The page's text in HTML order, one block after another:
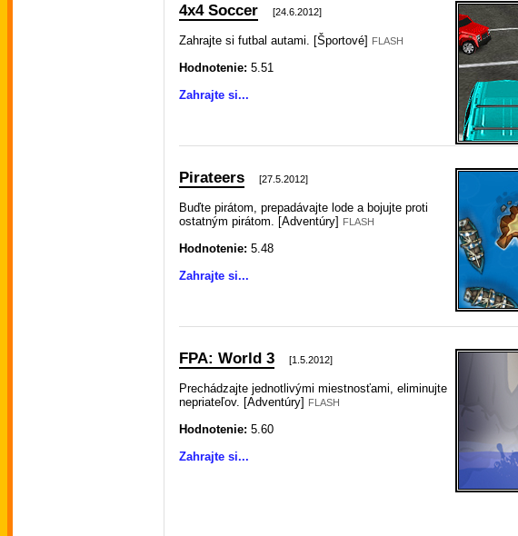
4x4 Soccer [24.6.2012]
Zahrajte si futbal autami. [Športové] FLASH
Hodnotenie: 5.51
Zahrajte si...
Pirateers [27.5.2012]
Buďte pirátom, prepadávajte lode a bojujte proti
ostatným pirátom. [Adventúry] FLASH
Hodnotenie: 5.48
Zahrajte si...
FPA: World 3 [1.5.2012]
Prechádzajte jednotlivými miestnosťami, eliminujte
nepriateľov. [Adventúry] FLASH
Hodnotenie: 5.60
Zahrajte si...